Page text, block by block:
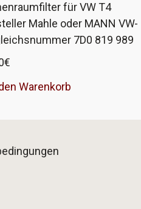
für VW T4
Mahle oder MANN VW-
7D0 819 989
€
Warenkorb